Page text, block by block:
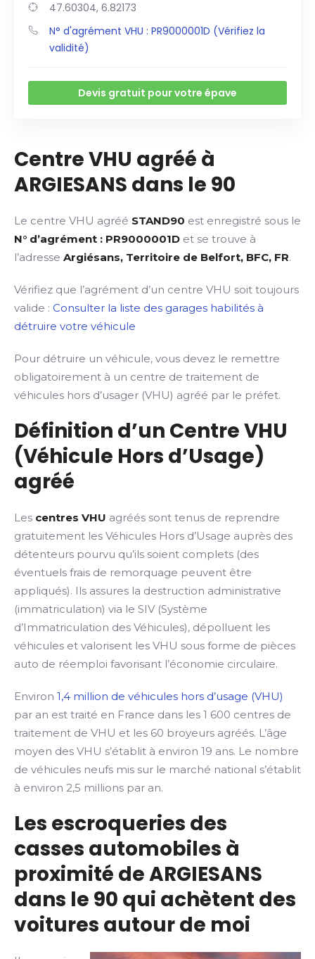
47.60304, 6.82173
N° d'agrément VHU : PR9000001D (Vérifiez la
validité)
Devis gratuit pour votre épave
Centre VHU agréé à
ARGIESANS dans le 90
Le centre VHU agréé STAND90 est enregistré sous le
N° d’agrément : PR9000001D et se trouve à
l’adresse Argiésans, Territoire de Belfort, BFC, FR.
Vérifiez que l’agrément d’un centre VHU soit toujours
valide : Consulter la liste des garages habilités à
détruire votre véhicule
Pour détruire un véhicule, vous devez le remettre
obligatoirement à un centre de traitement de
véhicules hors d’usager (VHU) agréé par le préfet.
Définition d’un Centre VHU
(Véhicule Hors d’Usage)
agréé
Les centres VHU agréés sont tenus de reprendre
gratuitement les Véhicules Hors d’Usage auprès des
détenteurs pourvu qu’ils soient complets (des
éventuels frais de remorquage peuvent être
appliqués). Ils assures la destruction administrative
(immatriculation) via le SIV (Système
d’Immatriculation des Véhicules), dépolluent les
véhicules et valorisent les VHU sous forme de pièces
auto de réemploi favorisant l’économie circulaire.
Environ 1,4 million de véhicules hors d’usage (VHU)
par an est traité en France dans les 1 600 centres de
traitement de VHU et les 60 broyeurs agréés. L’âge
moyen des VHU s’établit à environ 19 ans. Le nombre
de véhicules neufs mis sur le marché national s’établit
à environ 2,5 millions par an.
Les escroqueries des
casses automobiles à
proximité de ARGIESANS
dans le 90 qui achètent des
voitures autour de moi